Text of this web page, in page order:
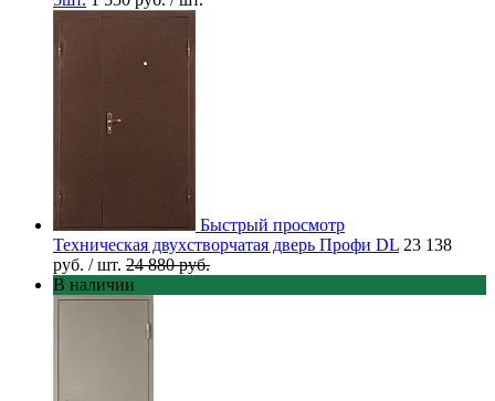
Быстрый просмотр
Техническая двухстворчатая дверь Профи DL 23 138
руб. / шт. 24 880 руб.
В наличии